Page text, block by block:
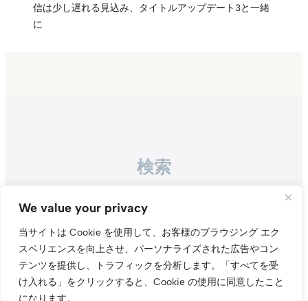
We value your privacy
当サイトは Cookie を使用して、お客様のブラウジング エク
スペリエンスを向上させ、パーソナライズされた広告やコン
テンツを提供し、トラフィックを分析します。
「すべてを受
け入れる」をクリックすると、Cookie の使用に同意したこと
になります。
信は少し遅れる見込み、タイトルアップデート3と一緒
に
検索
Search